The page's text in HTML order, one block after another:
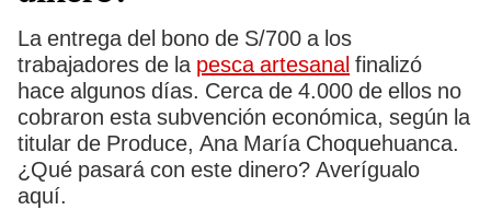
La entrega del bono de S/700 a los
trabajadores de la pesca artesanal finalizó
hace algunos días. Cerca de 4.000 de ellos no
cobraron esta subvención económica, según la
titular de Produce, Ana María Choquehuanca.
¿Qué pasará con este dinero? Averígualo
aquí.